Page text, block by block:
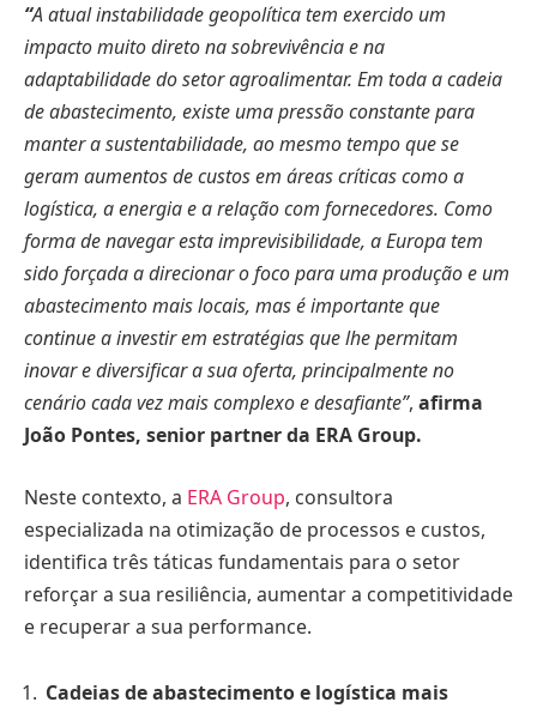
“A atual instabilidade geopolítica tem exercido um
impacto muito direto na sobrevivência e na
adaptabilidade do setor agroalimentar. Em toda a cadeia
de abastecimento, existe uma pressão constante para
manter a sustentabilidade, ao mesmo tempo que se
geram aumentos de custos em áreas críticas como a
logística, a energia e a relação com fornecedores. Como
forma de navegar esta imprevisibilidade, a Europa tem
sido forçada a direcionar o foco para uma produção e um
abastecimento mais locais, mas é importante que
continue a investir em estratégias que lhe permitam
inovar e diversificar a sua oferta, principalmente no
cenário cada vez mais complexo e desafiante”, afirma
João Pontes, senior partner da ERA Group.
Neste contexto, a ERA Group, consultora
especializada na otimização de processos e custos,
identifica três táticas fundamentais para o setor
reforçar a sua resiliência, aumentar a competitividade
e recuperar a sua performance.
Cadeias de abastecimento e logística mais